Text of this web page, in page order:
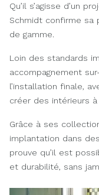
Qu’il s’agisse d’un
Schmidt confirme sa
de gamme.
Loin des standards
accompagnement
l’installation finale,
créer des intérieurs à
Grâce à ses
implantation dans
prouve qu’il est
et durabilité, sans